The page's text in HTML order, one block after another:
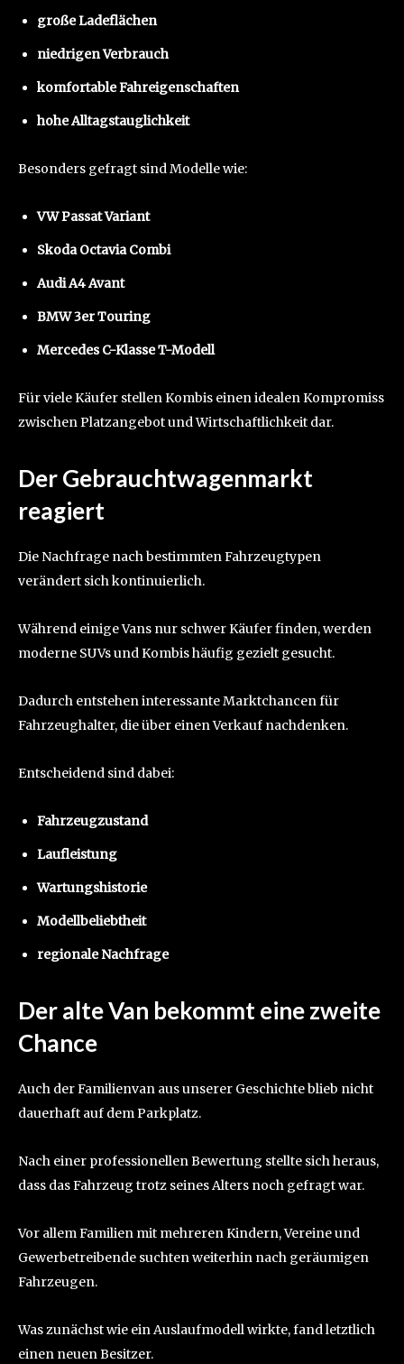
große Ladeflächen
niedrigen Verbrauch
komfortable Fahreigenschaften
hohe Alltagstauglichkeit
Besonders gefragt sind Modelle wie:
VW Passat Variant
Skoda Octavia Combi
Audi A4 Avant
BMW 3er Touring
Mercedes C-Klasse T-Modell
Für viele Käufer stellen Kombis einen idealen Kompromiss
zwischen Platzangebot und Wirtschaftlichkeit dar.
Der Gebrauchtwagenmarkt
reagiert
Die Nachfrage nach bestimmten Fahrzeugtypen
verändert sich kontinuierlich.
Während einige Vans nur schwer Käufer finden, werden
moderne SUVs und Kombis häufig gezielt gesucht.
Dadurch entstehen interessante Marktchancen für
Fahrzeughalter, die über einen Verkauf nachdenken.
Entscheidend sind dabei:
Fahrzeugzustand
Laufleistung
Wartungshistorie
Modellbeliebtheit
regionale Nachfrage
Der alte Van bekommt eine zweite
Chance
Auch der Familienvan aus unserer Geschichte blieb nicht
dauerhaft auf dem Parkplatz.
Nach einer professionellen Bewertung stellte sich heraus,
dass das Fahrzeug trotz seines Alters noch gefragt war.
Vor allem Familien mit mehreren Kindern, Vereine und
Gewerbetreibende suchten weiterhin nach geräumigen
Fahrzeugen.
Was zunächst wie ein Auslaufmodell wirkte, fand letztlich
einen neuen Besitzer.